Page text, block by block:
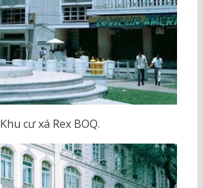
Khu cư xá Rex BOQ.